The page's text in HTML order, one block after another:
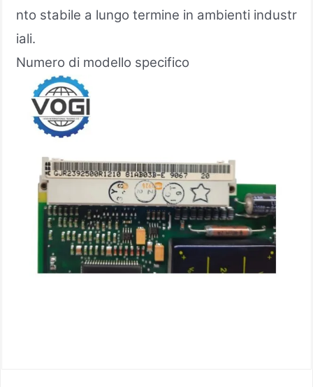
nto stabile a lungo termine in ambienti industr
iali.
Numero di modello specifico